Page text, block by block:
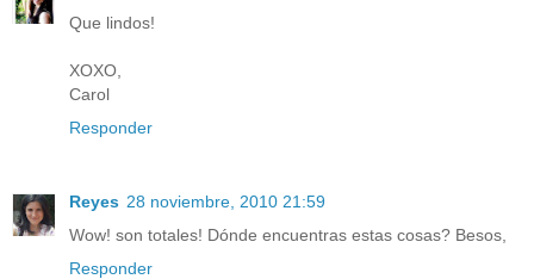
Que lindos!
XOXO,
Carol
Responder
Reyes 28 noviembre, 2010 21:59
Wow! son totales! Dónde encuentras estas cosas? Besos,
Responder